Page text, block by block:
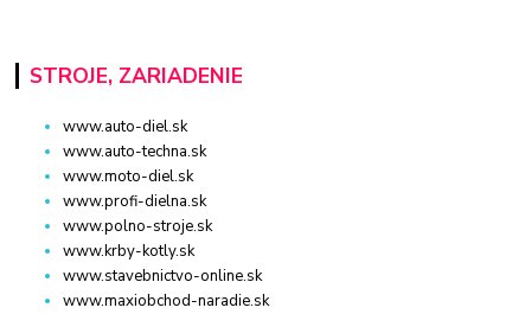
STROJE, ZARIADENIE
www.auto-diel.sk
www.auto-techna.sk
www.moto-diel.sk
www.profi-dielna.sk
www.polno-stroje.sk
www.krby-kotly.sk
www.stavebnictvo-online.sk
www.maxiobchod-naradie.sk